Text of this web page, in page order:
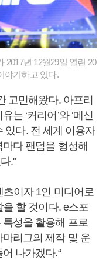
2017년 12월29일 열린 20
야기하고 있다.
고민해왔다. 아프리
는 ‘커리어’와 ‘메신
있다. 전 세계 이용자
다 팬덤을 형성해
."
이자 1인 미디어로
할 것이다. e스포
성을 활용해 프로
리그의 제작 및 운
나가겠다.“